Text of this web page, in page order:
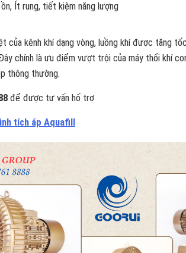
Ít rung, tiết kiệm năng lượng
của kênh khí dạng vòng, luồng khí được tăng
chính là ưu điểm vượt trội của máy thổi khí
thông thường.
để được tư vấn hố trợ
tích áp Aquafill